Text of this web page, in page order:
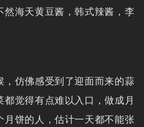
海天黄豆酱，韩式辣酱，李
仿佛感受到了迎面而来的蒜
觉得有点难以入口，做成月
饼的人，估计一天都不能张